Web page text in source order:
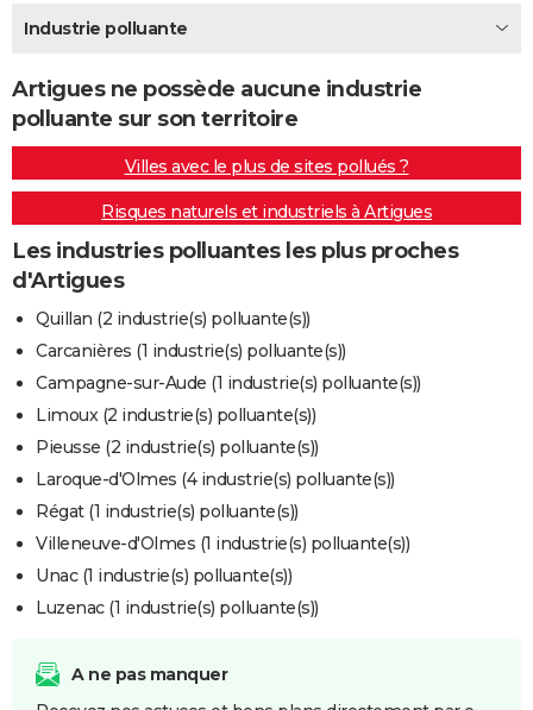
Destinations
City break
Voyage nature
Voyage de noces
Forum
Climat
+PHOTO
GUIDES D'ACHAT
BONS PLANS
CARTE DE VOEUX
Carte de Noël
Carte Bonne année
Carte Saint-Valentin
Carte Pâques
Carte d'anniversaire
DICTIONNAIRE
Dictionnaire
Biographies
Citations
Expressions
Proverbes
PROGRAMME TV
COPAINS D'AVANT
S'inscrire
Se connecter
Lycées
Collèges
Primaires
Universités
Entreprises
Service militaire
Avis de recherche
FORUM
Bricolage
Lifestyle
Culture
Sport
Auto
Television
Voyage
Cinema
Industrie polluante
Artigues ne possède aucune industrie
polluante sur son territoire
Villes avec le plus de sites pollués ?
Risques naturels et industriels à Artigues
Les industries polluantes les plus proches
d'Artigues
Quillan (2 industrie(s) polluante(s))
Carcanières (1 industrie(s) polluante(s))
Campagne-sur-Aude (1 industrie(s) polluante(s))
Limoux (2 industrie(s) polluante(s))
Pieusse (2 industrie(s) polluante(s))
Laroque-d'Olmes (4 industrie(s) polluante(s))
Régat (1 industrie(s) polluante(s))
Villeneuve-d'Olmes (1 industrie(s) polluante(s))
Unac (1 industrie(s) polluante(s))
Luzenac (1 industrie(s) polluante(s))
A ne pas manquer